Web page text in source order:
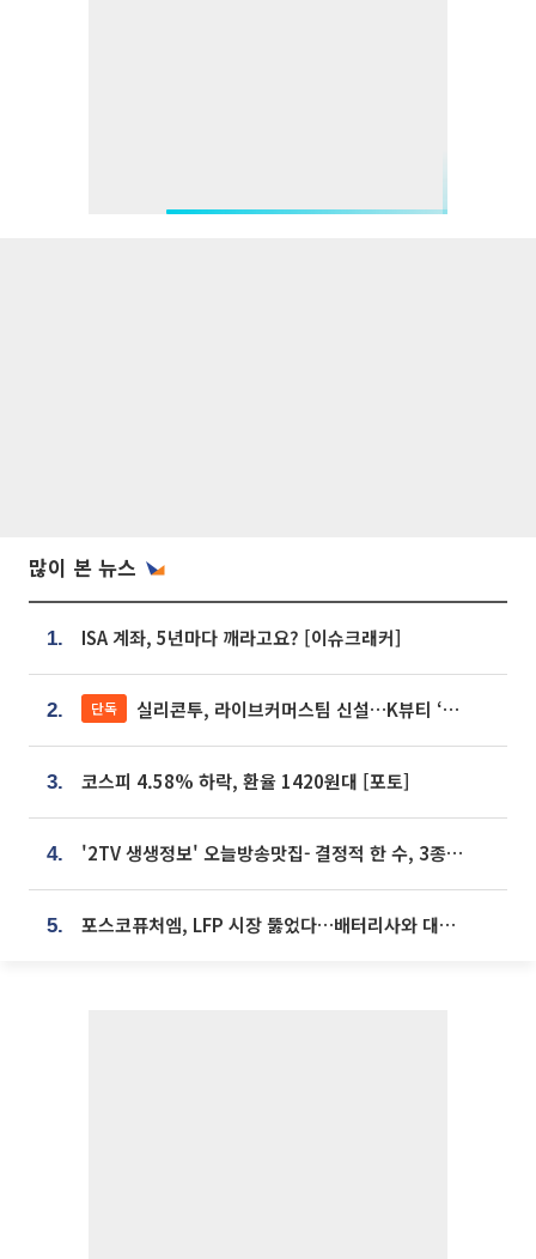
많이 본 뉴스
1. ISA 계좌, 5년마다 깨라고요? [이슈크래커]
2. 단독 실리콘투, 라이브커머스팀 신설…K뷰티 ‘글로벌 판매망’ 확대[K뷰티 라방戰]
3. 코스피 4.58% 하락, 환율 1420원대 [포토]
4. '2TV 생생정보' 오늘방송맛집- 결정적 한 수, 3종 메밀면! 메밀 소바 맛집 '의○○○○'
5. 포스코퓨처엠, LFP 시장 뚫었다…배터리사와 대규모 장기 공급 합의